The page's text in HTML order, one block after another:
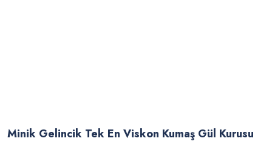
Minik Gelincik Tek En Viskon Kumaş Gül Kurusu